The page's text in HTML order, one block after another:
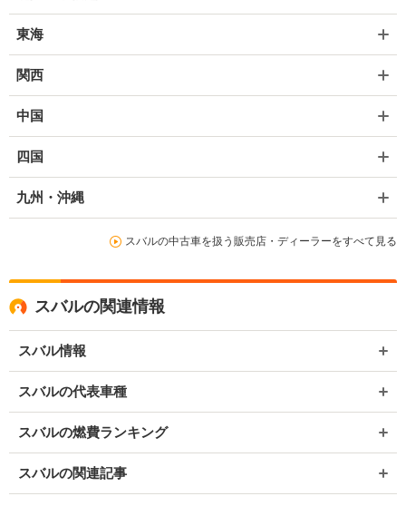
東海
関西
中国
四国
九州・沖縄
スバルの中古車を扱う販売店・ディーラーをすべて見る
スバルの関連情報
スバル情報
スバルの代表車種
スバルの燃費ランキング
スバルの関連記事